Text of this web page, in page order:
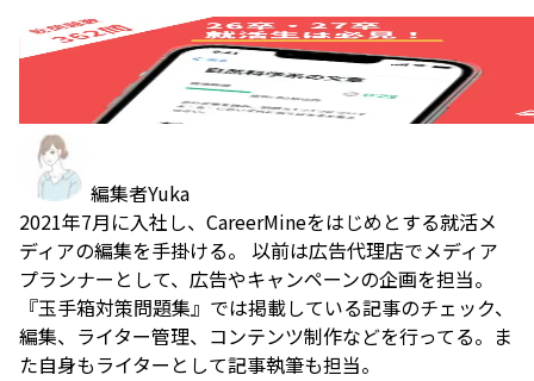
編集者Yuka
2021年7月に入社し、CareerMineをはじめとする就活メ
ディアの編集を手掛ける。 以前は広告代理店でメディア
プランナーとして、広告やキャンペーンの企画を担当。
『玉手箱対策問題集』では掲載している記事のチェック、
編集、ライター管理、コンテンツ制作などを行ってる。ま
た自身もライターとして記事執筆も担当。